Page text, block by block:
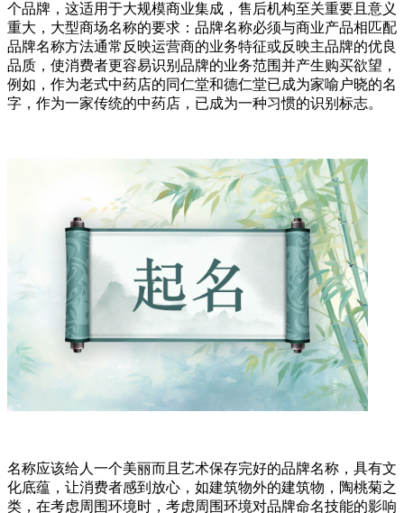
个品牌，这适用于大规模商业集成，售后机构至关重要且意义
重大，大型商场名称的要求：品牌名称必须与商业产品相匹配
品牌名称方法通常反映运营商的业务特征或反映主品牌的优良
品质，使消费者更容易识别品牌的业务范围并产生购买欲望，
例如，作为老式中药店的同仁堂和德仁堂已成为家喻户晓的名
字，作为一家传统的中药店，已成为一种习惯的识别标志。
名称应该给人一个美丽而且艺术保存完好的品牌名称，具有文
化底蕴，让消费者感到放心，如建筑物外的建筑物，陶桃菊之
类，在考虑周围环境时，考虑周围环境对品牌命名技能的影响